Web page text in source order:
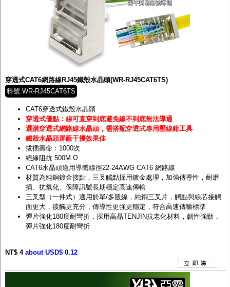
穿透式CAT6網路線RJ45鐵殼水晶頭(WR-RJ45CAT6TS)
料號:WR-RJ45CAT6TS
CAT6穿透式鐵殼水晶頭
穿透式優點：線可直穿到底避免線不到底無法導通
選購穿透式網路線水晶頭，需搭配穿透式專用壓線鉗工具
鐵殼水晶頭屏蔽干擾效果佳
拔插壽命：1000次
絕緣阻抗 500M.Ω
CAT6水晶頭適用導體線徑22-24AWG CAT6 網路線
材質為純銅鍍金接點，三叉觸點採用鍍金處理，加強傳導性，耐磨
損、抗氧化、保障訊號長期穩定高速傳輸
三叉型（一件式）適用於單/多股線，純銅三叉片，觸點與線芯接觸
面更大，接觸更充分，傳導性更強更穩定，符合高速傳輸標準
彈片強化180度耐彎折，採用高晶TENJIN抗老化材料，韌性強勁，
彈片強化180度耐彎折
NT$ 4 about USD$ 0.12